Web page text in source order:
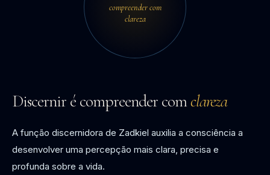
compreender com
clareza
Discernir é compreender comclareza
A função discernidora de Zadkiel auxilia a consciência a
desenvolver uma percepção mais clara, precisa e
profunda sobre a vida.